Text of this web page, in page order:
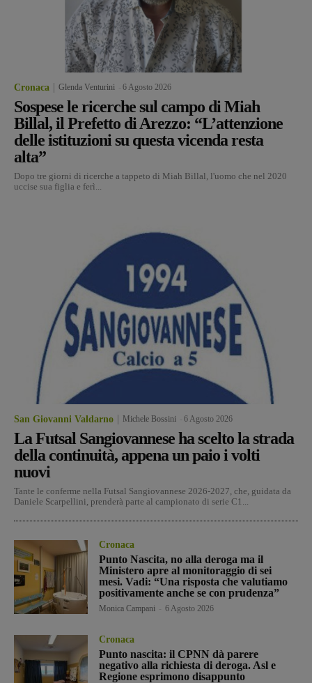
Cronaca Glenda Venturini 6 Agosto 2026
Sospese le ricerche sul campo di Miah
Billal, il Prefetto di Arezzo: “L’attenzione
delle istituzioni su questa vicenda resta
alta”
Dopo tre giorni di ricerche a tappeto di Miah Billal, l'uomo che nel 2020
uccise sua figlia e ferì...
San Giovanni Valdarno Michele Bossini 6 Agosto 2026
La Futsal Sangiovannese ha scelto la strada
della continuità, appena un paio i volti
nuovi
Tante le conferme nella Futsal Sangiovannese 2026-2027, che, guidata da
Daniele Scarpellini, prenderà parte al campionato di serie C1...
Cronaca
Punto Nascita, no alla deroga ma il
Ministero apre al monitoraggio di sei
mesi. Vadi: “Una risposta che valutiamo
positivamente anche se con prudenza”
Monica Campani 6 Agosto 2026
Cronaca
Punto nascita: il CPNN dà parere
negativo alla richiesta di deroga. Asl e
Regione esprimono disappunto